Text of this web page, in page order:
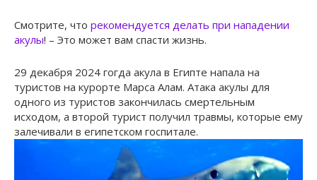
Смотрите, что рекомендуется делать при нападении
акулы! – Это может вам спасти жизнь.
29 декабря 2024 гогда акула в Египте напала на
туристов на курорте Марса Алам. Атака акулы для
одного из туристов закончилась смертельным
исходом, а второй турист получил травмы, которые ему
залечивали в египетском госпитале.